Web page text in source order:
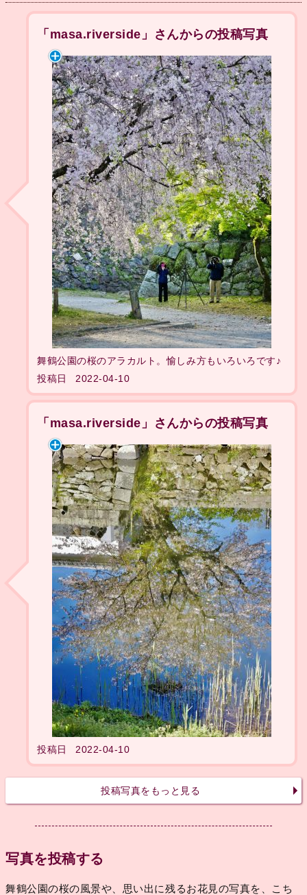
「masa.riverside」さんからの投稿写真
舞鶴公園の桜のアラカルト。愉しみ方もいろいろです♪
投稿日
2022-04-10
「masa.riverside」さんからの投稿写真
投稿日 2022-04-10
投稿写真をもっと見る
写真を投稿する
舞鶴公園の桜の風景や、思い出に残るお花見の写真を、こち